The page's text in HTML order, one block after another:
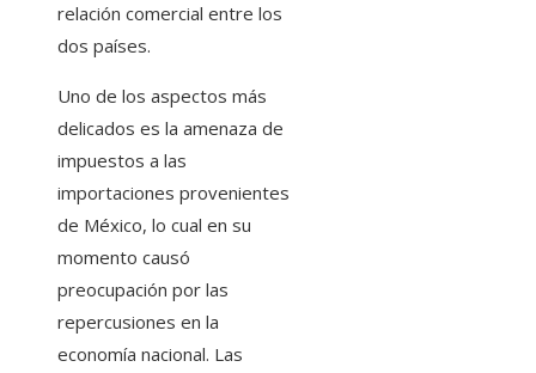
relación comercial entre los
dos países.
Uno de los aspectos más
delicados es la amenaza de
impuestos a las
importaciones provenientes
de México, lo cual en su
momento causó
preocupación por las
repercusiones en la
economía nacional. Las